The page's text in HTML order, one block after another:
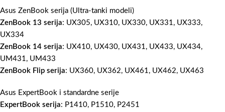
Asus ZenBook serija (Ultra-tanki modeli)
ZenBook 13 serija: UX305, UX310, UX330, UX331, UX333,
UX334
ZenBook 14 serija: UX410, UX430, UX431, UX433, UX434,
UM431, UM433
ZenBook Flip serija: UX360, UX362, UX461, UX462, UX463
Asus ExpertBook i standardne serije
ExpertBook serija: P1410, P1510, P2451